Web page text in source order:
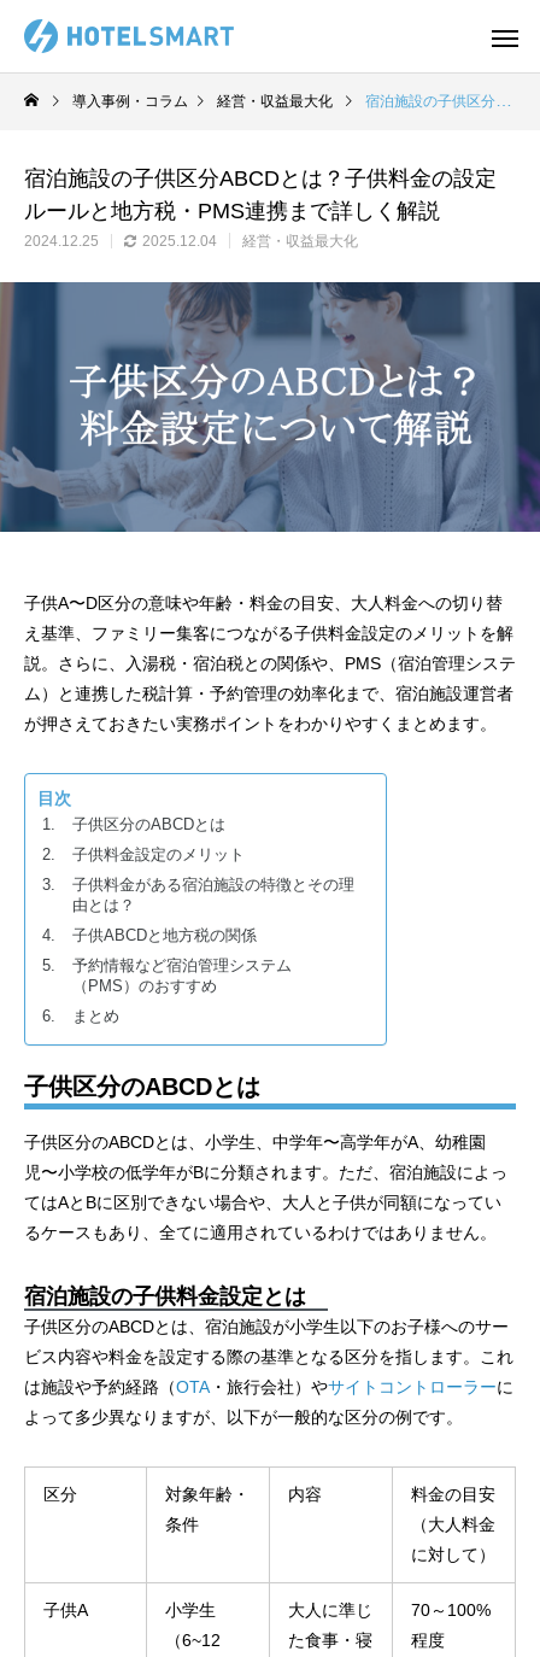
導入事例・コラム 経営・収益最大化 宿泊施設の子供区分ABCDとは？子供料金の設定ルールと地方税・PMS連携まで詳しく解説
宿泊施設の子供区分ABCDとは？子供料金の設定
ルールと地方税・PMS連携まで詳しく解説
2024.12.25 2025.12.04 経営・収益最大化
子供A〜D区分の意味や年齢・料金の目安、大人料金への切り替
え基準、ファミリー集客につながる子供料金設定のメリットを解
説。さらに、入湯税・宿泊税との関係や、PMS（宿泊管理システ
ム）と連携した税計算・予約管理の効率化まで、宿泊施設運営者
が押さえておきたい実務ポイントをわかりやすくまとめます。
目次
子供区分のABCDとは
子供料金設定のメリット
子供料金がある宿泊施設の特徴とその理
由とは？
子供ABCDと地方税の関係
予約情報など宿泊管理システム
（PMS）のおすすめ
まとめ
子供区分のABCDとは
子供区分のABCDとは、小学生、中学年〜高学年がA、幼稚園
児〜小学校の低学年がBに分類されます。ただ、宿泊施設によっ
てはAとBに区別できない場合や、大人と子供が同額になってい
るケースもあり、全てに適用されているわけではありません。
宿泊施設の子供料金設定とは
子供区分のABCDとは、宿泊施設が小学生以下のお子様へのサー
ビス内容や料金を設定する際の基準となる区分を指します。これ
は施設や予約経路（OTA ・旅行会社）やサイトコントローラーに
よって多少異なりますが、以下が一般的な区分の例です。
区分
対象年齢・
条件
内容
料金の目安
（大人料金
に対して）
子供A
小学生
（6~12
大人に準じ
た食事・寝
70～100%
程度